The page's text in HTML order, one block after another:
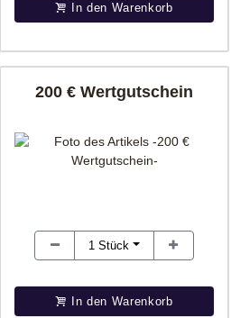
In den Warenkorb
200 € Wertgutschein
1Stück
In den Warenkorb